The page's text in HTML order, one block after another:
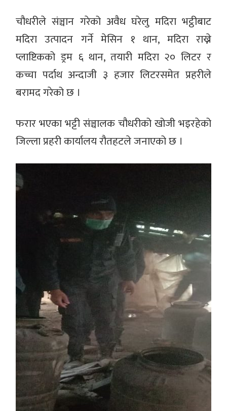
चौधरीले संञ्चान गरेको अवैध घरेलु मदिरा भट्ठीबाट
मदिरा उत्पादन गर्ने मेसिन १ थान, मदिरा राख्ने
प्लाष्टिकको ड्रम ६ थान, तयारी मदिरा २० लिटर र
कच्चा पर्दाथ अन्दाजी ३ हजार लिटरसमेत प्रहरीले
बरामद गरेको छ ।
फरार भएका भट्टी संञ्चालक चौधरीको खोजी भइरहेको
जिल्ला प्रहरी कार्यालय रौतहटले जनाएको छ ।